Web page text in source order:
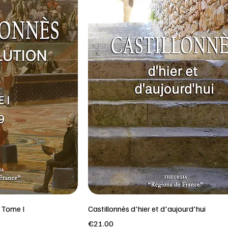
I
Castillonnès d'hier et d'aujourd'hui
Price
€21.00